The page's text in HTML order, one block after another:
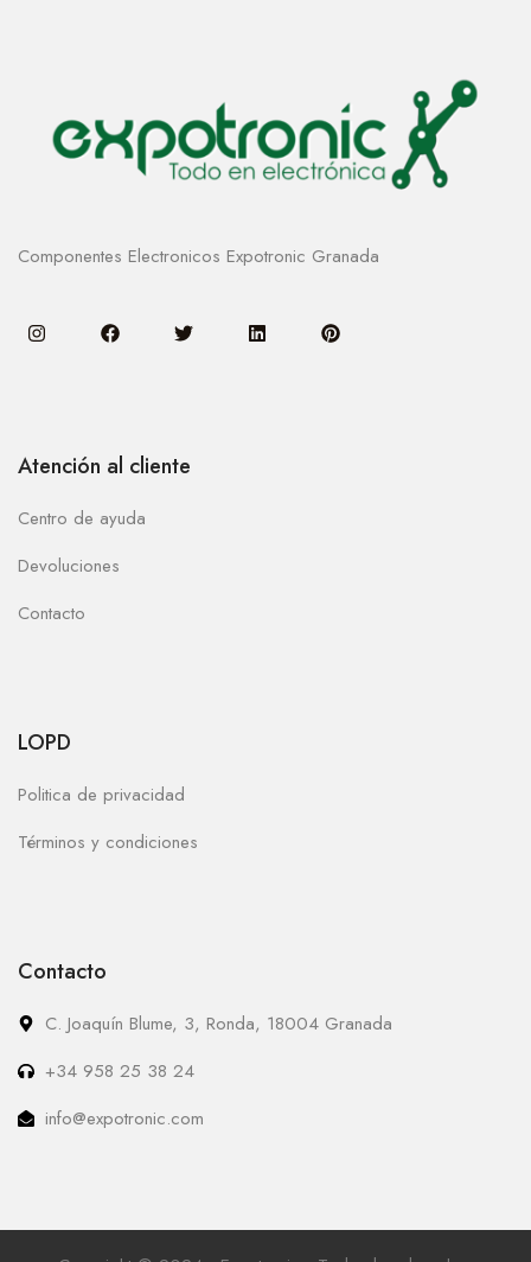
Componentes Electronicos Expotronic Granada
Atención al cliente
Centro de ayuda
Devoluciones
Contacto
LOPD
Politica de privacidad
Términos y condiciones
Contacto
C. Joaquín Blume, 3, Ronda, 18004 Granada
+34 958 25 38 24
info@expotronic.com